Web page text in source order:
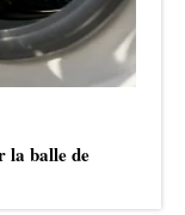
la balle de